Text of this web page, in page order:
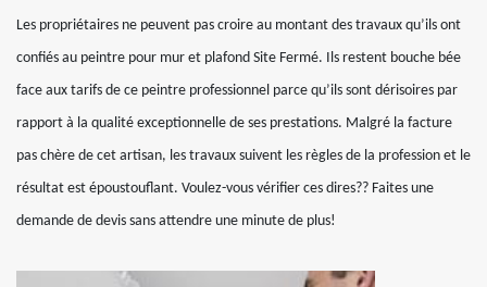
Les propriétaires ne peuvent pas croire au montant des travaux qu’ils ont
confiés au peintre pour mur et plafond Site Fermé. Ils restent bouche bée
face aux tarifs de ce peintre professionnel parce qu’ils sont dérisoires par
rapport à la qualité exceptionnelle de ses prestations. Malgré la facture
pas chère de cet artisan, les travaux suivent les règles de la profession et le
résultat est époustouflant. Voulez-vous vérifier ces dires?? Faites une
demande de devis sans attendre une minute de plus!